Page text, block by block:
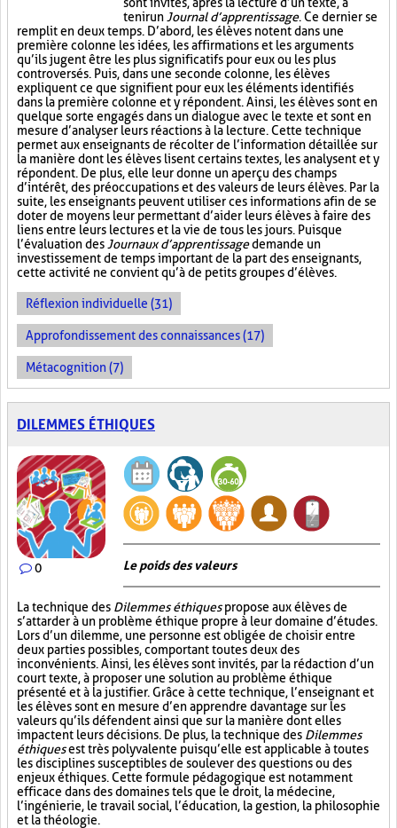
tenir un Journal d’apprentissage. Ce dernier se
remplit en deux temps. D’abord, les élèves notent dans une
première colonne les idées, les affirmations et les arguments
qu’ils jugent être les plus significatifs pour eux ou les plus
controversés. Puis, dans une seconde colonne, les élèves
expliquent ce que signifient pour eux les éléments identifiés
dans la première colonne et y répondent. Ainsi, les élèves sont en
quelque sorte engagés dans un dialogue avec le texte et sont en
mesure d’analyser leurs réactions à la lecture. Cette technique
permet aux enseignants de récolter de l’information détaillée sur
la manière dont les élèves lisent certains textes, les analysent et y
répondent. De plus, elle leur donne un aperçu des champs
d’intérêt, des préoccupations et des valeurs de leurs élèves. Par la
suite, les enseignants peuvent utiliser ces informations afin de se
doter de moyens leur permettant d’aider leurs élèves à faire des
liens entre leurs lectures et la vie de tous les jours. Puisque
l’évaluation des Journaux d’apprentissagedemande un
investissement de temps important de la part des enseignants,
cette activité ne convient qu’à de petits groupes d’élèves.
Réflexion individuelle (31)
Approfondissement des connaissances (17)
Métacognition (7)
DILEMMES ÉTHIQUES
0 Le poids des valeurs
La technique des Dilemmes éthiquespropose aux élèves de
s’attarder à un problème éthique propre à leur domaine d’études.
Lors d’un dilemme, une personne est obligée de choisir entre
deux parties possibles, comportant toutes deux des
inconvénients. Ainsi, les élèves sont invités, par la rédaction d’un
court texte, à proposer une solution au problème éthique
présenté et à la justifier. Grâce à cette technique, l’enseignant et
les élèves sont en mesure d’en apprendre davantage sur les
valeurs qu’ils défendent ainsi que sur la manière dont elles
impactent leurs décisions. De plus, la technique des Dilemmes
éthiquesest très polyvalente puisqu’elle est applicable à toutes
les disciplines susceptibles de soulever des questions ou des
enjeux éthiques. Cette formule pédagogique est notamment
efficace dans des domaines tels que le droit, la médecine,
l’ingénierie, le travail social, l’éducation, la gestion, la philosophie
et la théologie.